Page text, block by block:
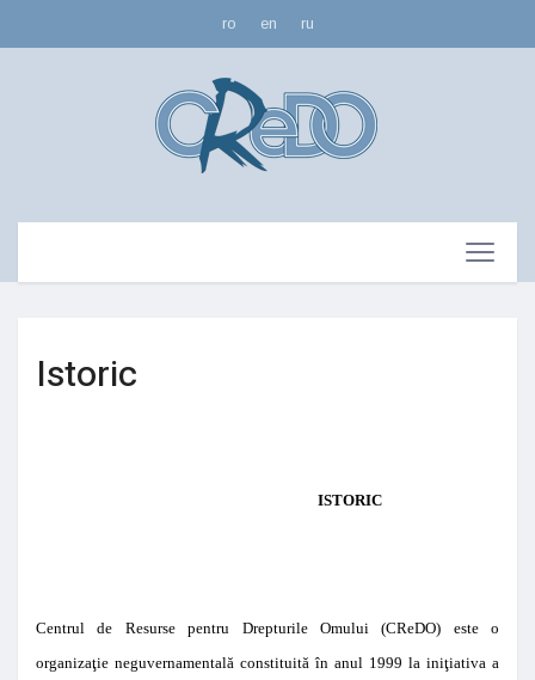
ro en ru
Istoric
ISTORIC
Centrul de Resurse pentru
Drepturile Omului (CReDO) este o
organizaţie neguvernamentală constituită în anul 1999 la iniţiativa a